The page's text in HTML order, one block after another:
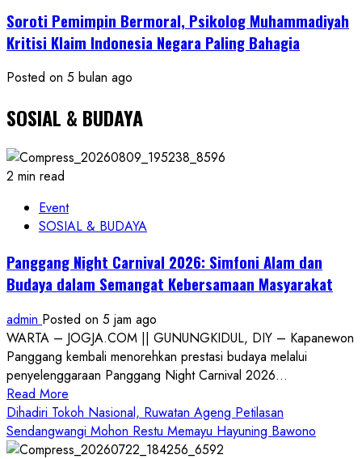
Soroti Pemimpin Bermoral, Psikolog Muhammadiyah
Kritisi Klaim Indonesia Negara Paling Bahagia
Posted on 5 bulan ago
SOSIAL & BUDAYA
2 min read
Event
SOSIAL & BUDAYA
Panggang Night Carnival 2026: Simfoni Alam dan
Budaya dalam Semangat Kebersamaan Masyarakat
admin Posted on 5 jam ago
WARTA – JOGJA.COM || GUNUNGKIDUL, DIY – Kapanewon
Panggang kembali menorehkan prestasi budaya melalui
penyelenggaraan Panggang Night Carnival 2026...
Read More
more
about
Panggang
Dihadiri Tokoh Nasional, Ruwatan Ageng Petilasan
Sendangwangi Mohon Restu Memayu Hayuning Bawono